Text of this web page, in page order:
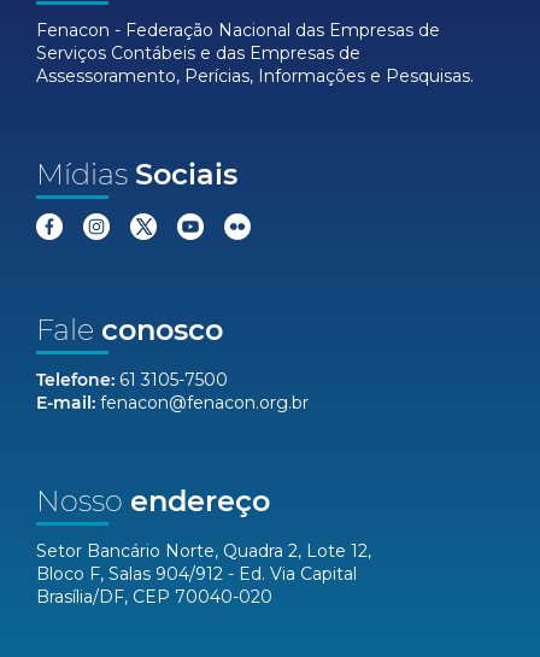
Fenacon - Federação Nacional das Empresas de
Serviços Contábeis e das Empresas de
Assessoramento, Perícias, Informações e Pesquisas.
Mídias Sociais
Fale conosco
Telefone: 61 3105-7500
E-mail: fenacon@fenacon.org.br
Nosso endereço
Setor Bancário Norte, Quadra 2, Lote 12,
Bloco F, Salas 904/912 - Ed. Via Capital
Brasília/DF, CEP 70040-020